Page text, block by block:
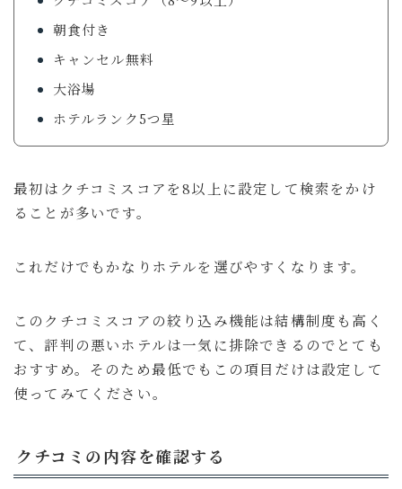
朝食付き
キャンセル無料
大浴場
ホテルランク5つ星
最初はクチコミスコアを8以上に設定して検索をかけ
ることが多いです。
これだけでもかなりホテルを選びやすくなります。
このクチコミスコアの絞り込み機能は結構制度も高く
て、評判の悪いホテルは一気に排除できるのでとても
おすすめ。そのため最低でもこの項目だけは設定して
使ってみてください。
クチコミの内容を確認する